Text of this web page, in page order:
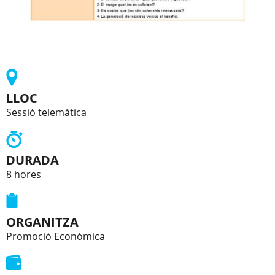
LLOC
Sessió telemàtica
DURADA
8 hores
ORGANITZA
Promoció Econòmica